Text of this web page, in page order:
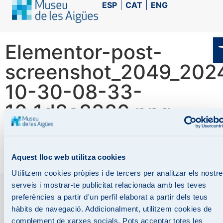
Aquest lloc web utilitza cookies
Utilitzem cookies pròpies i de tercers per analitzar els
serveis i mostrar-te publicitat relacionada amb les teves
preferències a partir d'un perfil elaborat a partir dels teus
hàbits de navegació. Addicionalment, utilitzem cookies de
complement de xarxes socials. Pots acceptar totes les
ESP CAT ENG
Elementor-post-
10-30-08-33-
10_1d8a8380.png
Legal noticeData protectionCookies policy